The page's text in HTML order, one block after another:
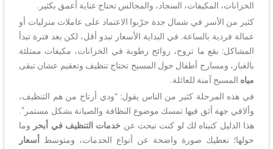
الخزانات، المكيفات، السجاد، والمجالس تحتاج عناية أعمق بكثير.
كثير من الأسر في شمال جدة جرّبوا الاعتماد على عاملات منزليات أو
عمالة فردية بالساعة. في البداية الأسعار تبدو أقل، لكن بعد فترة تبدأ
المشاكل: بقع ما تروح، روائح رطوبة في الخزانات، مكيفات ممتلئة
بالغبار، ومسارح أطفال حول المسبح تحتاج تنظيف وتعقيم عشان تبقى
مياه المسبح آمنة للعائلة.
في هذه المرحلة كثير من الناس يقول: “ودي أرتاح من هم التنظيف،
وألاقي جهة أثق فيها تمسك موضوع النظافة والصيانة بشكل مستمر”.
هذا الدليل كتبناه لك لو كنت تبحث عن خدمات التنظيف في أبحر وما
حولها؛ نعطيك صورة واضحة عن أنواع الخدمات، ومتوسط
أسعار